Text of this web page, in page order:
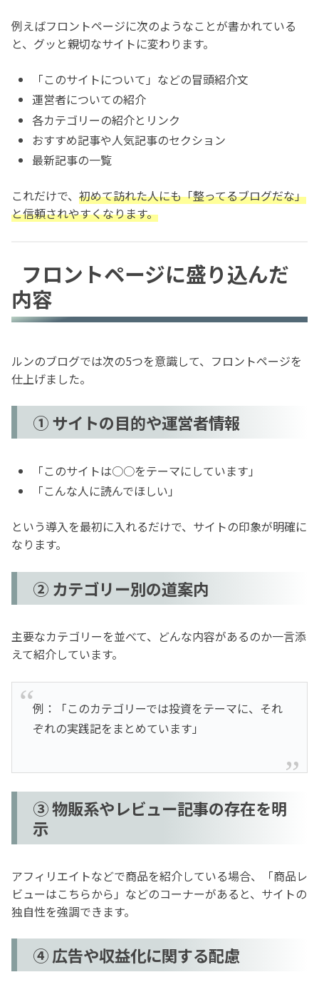
例えばフロントページに次のようなことが書かれている
と、グッと親切なサイトに変わります。
「このサイトについて」などの冒頭紹介文
運営者についての紹介
各カテゴリーの紹介とリンク
おすすめ記事や人気記事のセクション
最新記事の一覧
これだけで、 初めて訪れた人にも「整ってるブログだな」
と信頼されやすくなります。
フロントページに盛り込んだ
内容
ルンのブログでは次の5つを意識して、フロントページを
仕上げました。
① サイトの目的や運営者情報
「このサイトは○○をテーマにしています」
「こんな人に読んでほしい」
という導入を最初に入れるだけで、サイトの印象が明確に
なります。
② カテゴリー別の道案内
主要なカテゴリーを並べて、どんな内容があるのか一言添
えて紹介しています。
例：「このカテゴリーでは投資をテーマに、それ
ぞれの実践記をまとめています」
③ 物販系やレビュー記事の存在を明
示
アフィリエイトなどで商品を紹介している場合、「商品レ
ビューはこちらから」などのコーナーがあると、サイトの
独自性を強調できます。
④ 広告や収益化に関する配慮